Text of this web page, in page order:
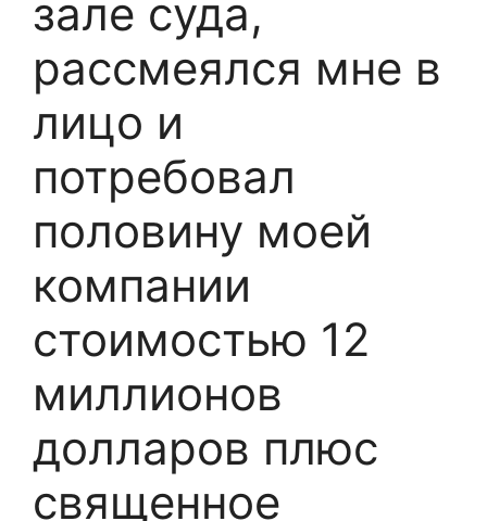
зале суда,
рассмеялся мне в
лицо и
потребовал
половину моей
компании
стоимостью 12
миллионов
долларов плюс
священное